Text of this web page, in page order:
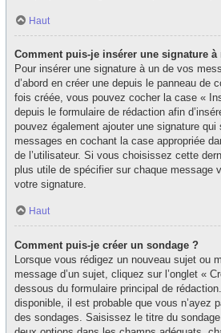
Haut
Comment puis-je insérer une signature à
Pour insérer une signature à un de vos
d’abord en créer une depuis le panneau de
fois créée, vous pouvez cocher la case «
depuis le formulaire de rédaction afin
pouvez également ajouter une signature
messages en cochant la case appropriée
de l’utilisateur. Si vous choisissez cette
plus utile de spécifier sur chaque message
votre signature.
Haut
Comment puis-je créer un sondage ?
Lorsque vous rédigez un nouveau sujet ou
message d’un sujet, cliquez sur l’onglet «
dessous du formulaire principal de
disponible, il est probable que vous n’ayez
des sondages. Saisissez le titre du